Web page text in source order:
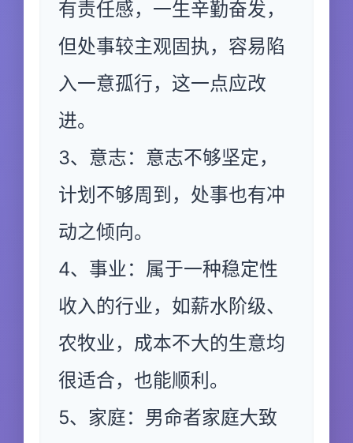
有责任感，一生辛勤奋发，
但处事较主观固执，容易陷
入一意孤行，这一点应改
进。
3、意志：意志不够坚定，
计划不够周到，处事也有冲
动之倾向。
4、事业：属于一种稳定性
收入的行业，如薪水阶级、
农牧业，成本不大的生意均
很适合，也能顺利。
5、家庭：男命者家庭大致